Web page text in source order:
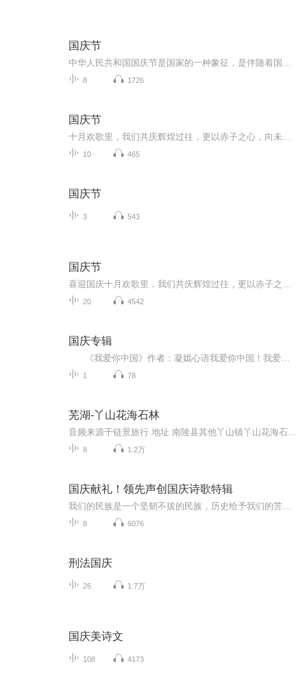
国庆节
8 1726
国庆节
10 465
国庆节
3 543
国庆节
20 4542
国庆专辑
1 78
芜湖-丫山花海石林
8 1.2万
国庆献礼！领先声创国庆诗歌特辑
8 6076
刑法国庆
26 1.7万
国庆美诗文
108 4173